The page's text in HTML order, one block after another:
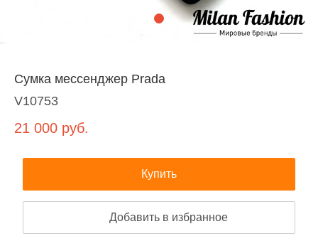
Сумка мессенджер Prada
V10753
21 000 руб.
Купить
Добавить в избранное